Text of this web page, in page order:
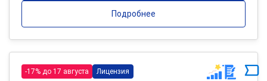
Подробнее
-17% до 17 августа Лицензия